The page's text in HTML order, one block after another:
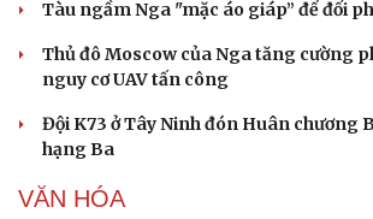
Tàu ngầm Nga "mặc áo giáp” để đối
Thủ đô Moscow của Nga tăng cường
nguy cơ UAV tấn công
Đội K73 ở Tây Ninh đón Huân chương
hạng Ba
VĂN HÓA